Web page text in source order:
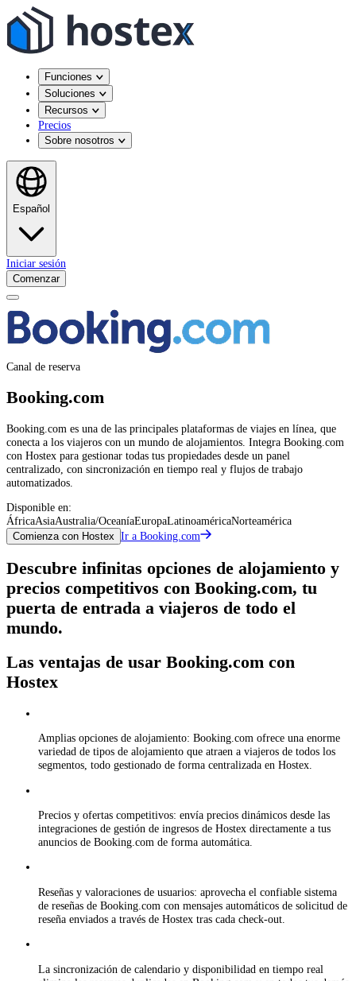
Funciones
Soluciones
Recursos
Precios
Sobre nosotros
Español
Iniciar sesión
Comenzar
Canal de reserva
Booking.com
Booking.com es una de las principales plataformas de viajes en línea, que
conecta a los viajeros con un mundo de alojamientos. Integra Booking.com
con Hostex para gestionar todas tus propiedades desde un panel
centralizado, con sincronización en tiempo real y flujos de trabajo
automatizados.
Disponible en:
ÁfricaAsiaAustralia/OceaníaEuropaLatinoaméricaNorteamérica
Comienza con Hostex Ir a Booking.com
Descubre infinitas opciones de alojamiento y
precios competitivos con Booking.com, tu
puerta de entrada a viajeros de todo el
mundo.
Las ventajas de usar Booking.com con
Hostex
Amplias opciones de alojamiento: Booking.com ofrece una enorme
variedad de tipos de alojamiento que atraen a viajeros de todos los
segmentos, todo gestionado de forma centralizada en Hostex.
Precios y ofertas competitivos: envía precios dinámicos desde las
integraciones de gestión de ingresos de Hostex directamente a tus
anuncios de Booking.com de forma automática.
Reseñas y valoraciones de usuarios: aprovecha el confiable sistema
de reseñas de Booking.com con mensajes automáticos de solicitud de
reseña enviados a través de Hostex tras cada check-out.
La sincronización de calendario y disponibilidad en tiempo real